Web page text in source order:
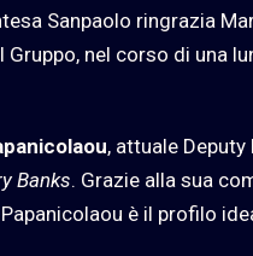
Sanpaolo ringrazia
nel corso di una
, attuale
Banks. Grazie alla sua
è il profilo